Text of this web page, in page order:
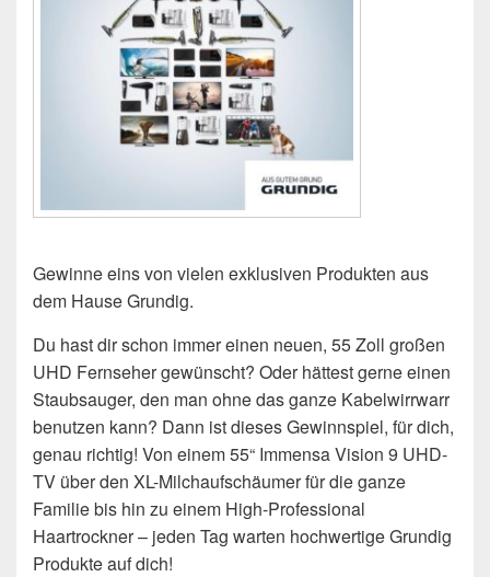
Gewinne eins von vielen exklusiven Produkten aus
dem Hause Grundig.
Du hast dir schon immer einen neuen, 55 Zoll großen
UHD Fernseher gewünscht? Oder hättest gerne einen
Staubsauger, den man ohne das ganze Kabelwirrwarr
benutzen kann? Dann ist dieses Gewinnspiel, für dich,
genau richtig! Von einem 55“ Immensa Vision 9 UHD-
TV über den XL-Milchaufschäumer für die ganze
Familie bis hin zu einem High-Professional
Haartrockner – jeden Tag warten hochwertige Grundig
Produkte auf dich!